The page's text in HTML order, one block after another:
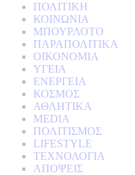
ΠΟΛΙΤΙΚΗ
ΚΟΙΝΩΝΙΑ
ΜΠΟΥΡΛΟΤΟ
ΠΑΡΑΠΟΛΙΤΙΚΑ
ΟΙΚΟΝΟΜΙΑ
ΥΓΕΙΑ
ΕΝΕΡΓΕΙΑ
ΚΟΣΜΟΣ
ΑΘΛΗΤΙΚΑ
MEDIA
ΠΟΛΙΤΙΣΜΟΣ
LIFESTYLE
ΤΕΧΝΟΛΟΓΙΑ
ΑΠΟΨΕΙΣ